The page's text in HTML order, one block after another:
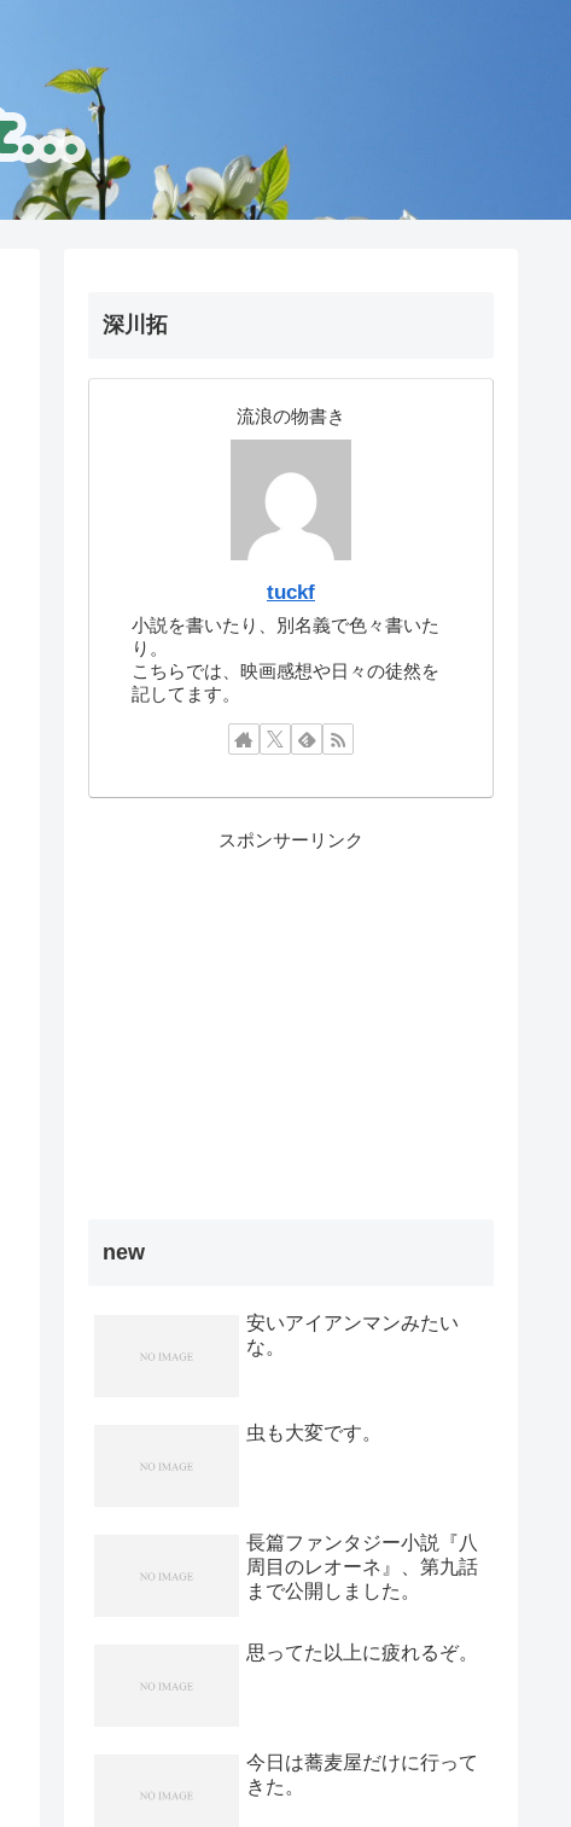
深川拓
流浪の物書き
tuckf
小説を書いたり、別名義で色々書いた
り。
こちらでは、映画感想や日々の徒然を
記してます。
スポンサーリンク
new
安いアイアンマンみたい
な。
虫も大変です。
長篇ファンタジー小説『八
周目のレオーネ』、第九話
まで公開しました。
思ってた以上に疲れるぞ。
今日は蕎麦屋だけに行って
きた。